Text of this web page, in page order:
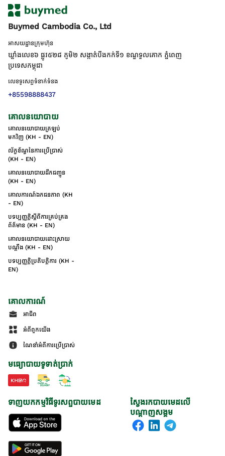
Buymed Cambodia Co., Ltd
អាសយដ្ឋានក្រុមហ៊ុន
ឃ្លាំងលេខ៦ ផ្លូវ៥២៨ ភូមិ២ សង្កាត់់បឹងកក់ទី១ ខណ្ឌទួលគោក ភ្នំពេញ
ប្រទេសកម្ពុជា
លេខទូរសព្ទទំនាក់ទំនង
+85598888437
គោលនយោបាយ
គោលនយោបាយត្រឡប់
មកវិញ (KH - EN)
ល័ក្ខខ័ណ្ឌនៃការប្រើប្រាស់
(KH - EN)
គោលនយោបាយដឹកជញ្ជូន
(KH - EN)
គោលការណ៍ឯកជនភាព (KH
- EN)
បទប្បញ្ញត្តិស្តីពីការគ្រប់គ្រង
ព័ត៌មាន (KH - EN)
គោលនយោបាយដោះស្រាយ
បណ្ដឹង (KH - EN)
បទប្បញ្ញត្តិប្រតិបត្តិការ (KH -
EN)
គោលការណ៍
អាជីព
អំពីពួកយើង
ណែនាំអំពីការប្រើប្រាស់
មធ្យោបាយទូទាត់ប្រាក់
ស្វែងរកបាយមេដលើ
បណ្តាញសង្គម
ទាញយកកម្មវិធីទូរសព្ទបាយមេដ